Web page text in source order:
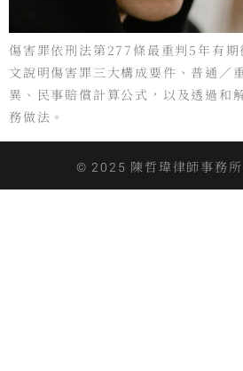
傷害罪依刑法第277條最重判5年有
文說明傷害罪三大構成要件、普通／
異、民事賠償計算公式，以及透過和
務做法。
© 2025 陳哲瑋律師事務所